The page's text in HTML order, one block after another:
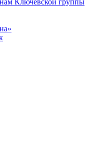
Ключевской группы